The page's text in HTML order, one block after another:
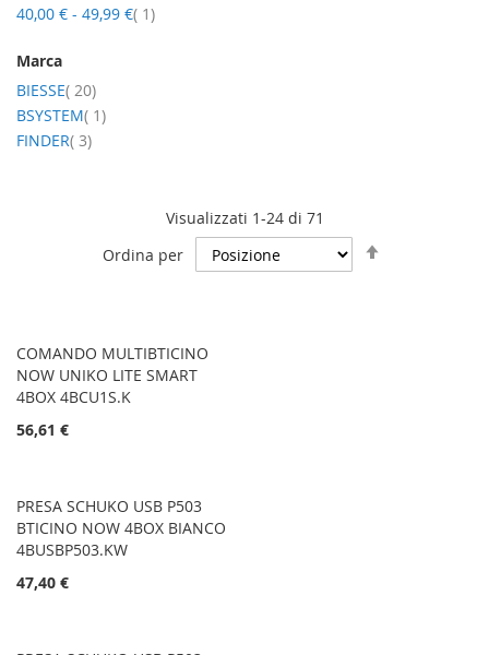
Visualizzati 1-24 di 71
Ordina per
COMANDO MULTIBTICINO
NOW UNIKO LITE SMART
4BOX 4BCU1S.K
56,61 €
PRESA SCHUKO USB P503
BTICINO NOW 4BOX BIANCO
4BUSBP503.KW
47,40 €
40,00 € - 49,99 € 1elemento
Marca
BIESSE 20elementi
BSYSTEM 1elemento
FINDER 3elementi